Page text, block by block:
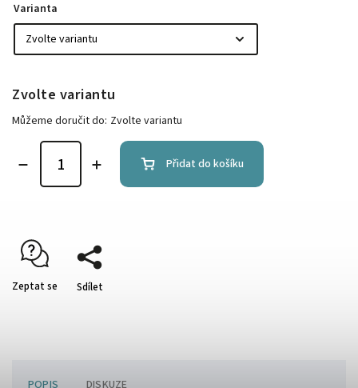
Varianta
Zvolte variantu
Můžeme doručit do: Zvolte variantu
Přidat do košíku
Zeptat se Sdílet